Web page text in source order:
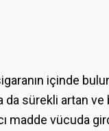
içinde
sürekli artan ve
madde vücuda